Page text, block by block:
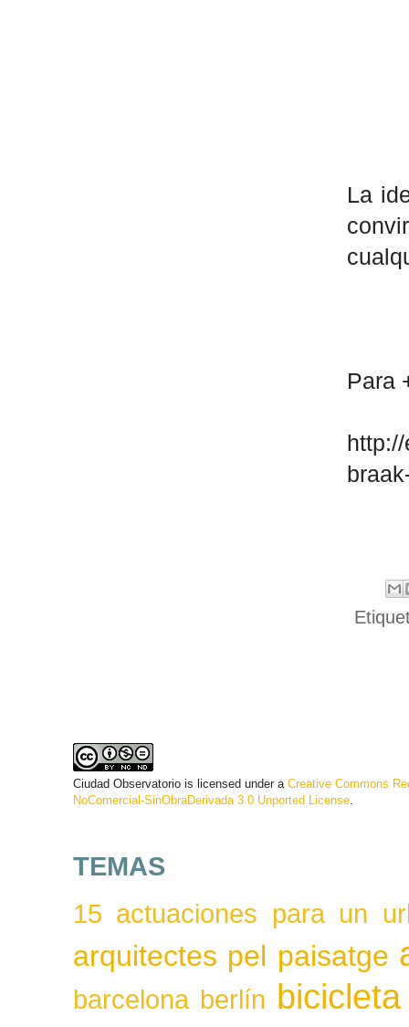
La
Para
Ciudad Observatorio is licensed under a Creative Commons
NoComercial-SinObraDerivada 3.0 Unported License.
TEMAS
15 actuaciones para un
arquitectes pel paisatge
barcelona berlín bicicleta